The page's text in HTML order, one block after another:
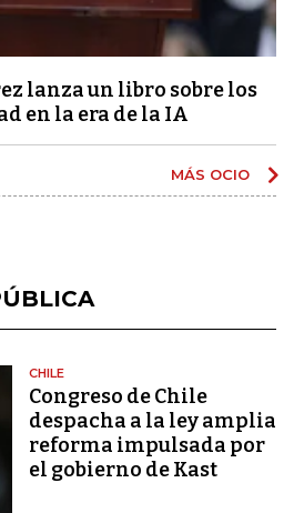
lanza un libro sobre los
en la era de la IA
MÁS OCIO
CHILE
Congreso de Chile
despacha a la ley amplia
reforma impulsada por
el gobierno de Kast